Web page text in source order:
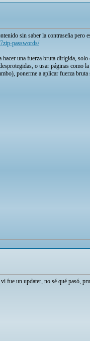
sin saber la contraseña
passwords/
una fuerza bruta dirigida,
o usar páginas como
ponerme a aplicar fuerza
fue un updater, no sé qué pasó,